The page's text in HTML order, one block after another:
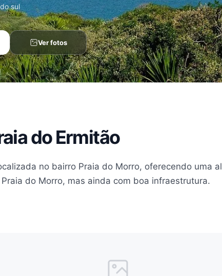
sul
Ver fotos
do Ermitão
no bairro Praia do Morro, oferecendo uma
do Morro, mas ainda com boa infraestrutura.